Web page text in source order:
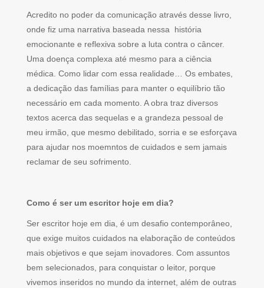
Acredito no poder da comunicação através desse livro,
onde fiz uma narrativa baseada nessa história
emocionante e reflexiva sobre a luta contra o câncer.
Uma doença complexa até mesmo para a ciência
médica. Como lidar com essa realidade… Os embates,
a dedicação das famílias para manter o equilíbrio tão
necessário em cada momento. A obra traz diversos
textos acerca das sequelas e a grandeza pessoal de
meu irmão, que mesmo debilitado, sorria e se esforçava
para ajudar nos moemntos de cuidados e sem jamais
reclamar de seu sofrimento.
Como é ser um escritor hoje em dia?
Ser escritor hoje em dia, é um desafio contemporâneo,
que exige muitos cuidados na elaboração de conteúdos
mais objetivos e que sejam inovadores. Com assuntos
bem selecionados, para conquistar o leitor, porque
vivemos inseridos no mundo da internet, além de outras